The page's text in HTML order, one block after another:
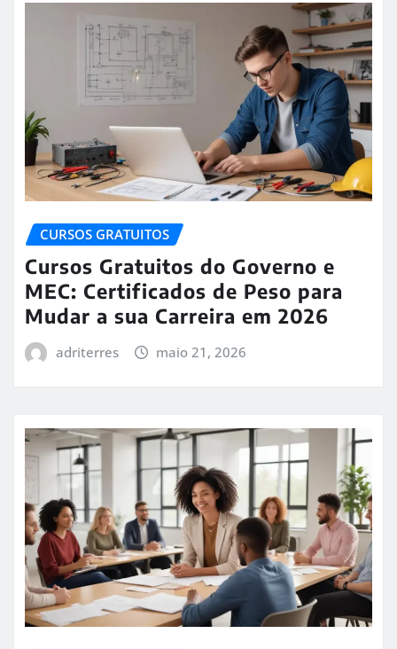
CURSOS GRATUITOS
Cursos Gratuitos do Governo e
MEC: Certificados de Peso para
Mudar a sua Carreira em 2026
adriterres maio 21, 2026